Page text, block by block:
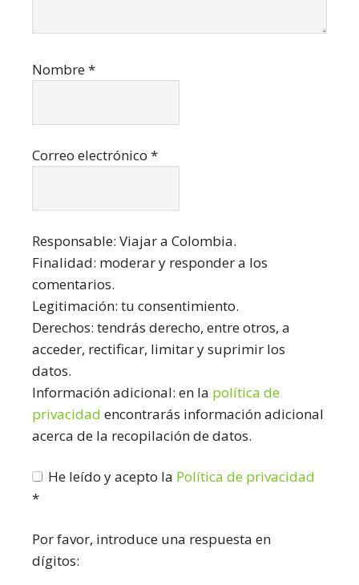
Nombre*
Correo electrónico *
Responsable: Viajar a Colombia.
Finalidad: moderar y responder a los
comentarios.
Legitimación: tu consentimiento.
Derechos: tendrás derecho, entre otros, a
acceder, rectificar, limitar y suprimir los
datos.
Información adicional: en la política de
privacidad encontrarás información adicional
acerca de la recopilación de datos.
He leído y acepto la Política de privacidad
*
Por favor, introduce una respuesta en
dígitos: